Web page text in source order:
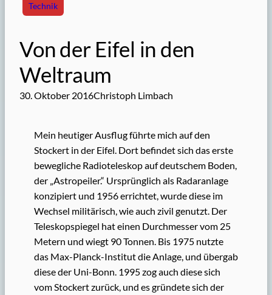
Technik
Von der Eifel in den
Weltraum
30. Oktober 2016Christoph Limbach
Mein heutiger Ausflug führte mich auf den
Stockert in der Eifel. Dort befindet sich das erste
bewegliche Radioteleskop auf deutschem Boden,
der „Astropeiler.“ Ursprünglich als Radaranlage
konzipiert und 1956 errichtet, wurde diese im
Wechsel militärisch, wie auch zivil genutzt. Der
Teleskopspiegel hat einen Durchmesser vom 25
Metern und wiegt 90 Tonnen. Bis 1975 nutzte
das Max-Planck-Institut die Anlage, und übergab
diese der Uni-Bonn. 1995 zog auch diese sich
vom Stockert zurück, und es gründete sich der